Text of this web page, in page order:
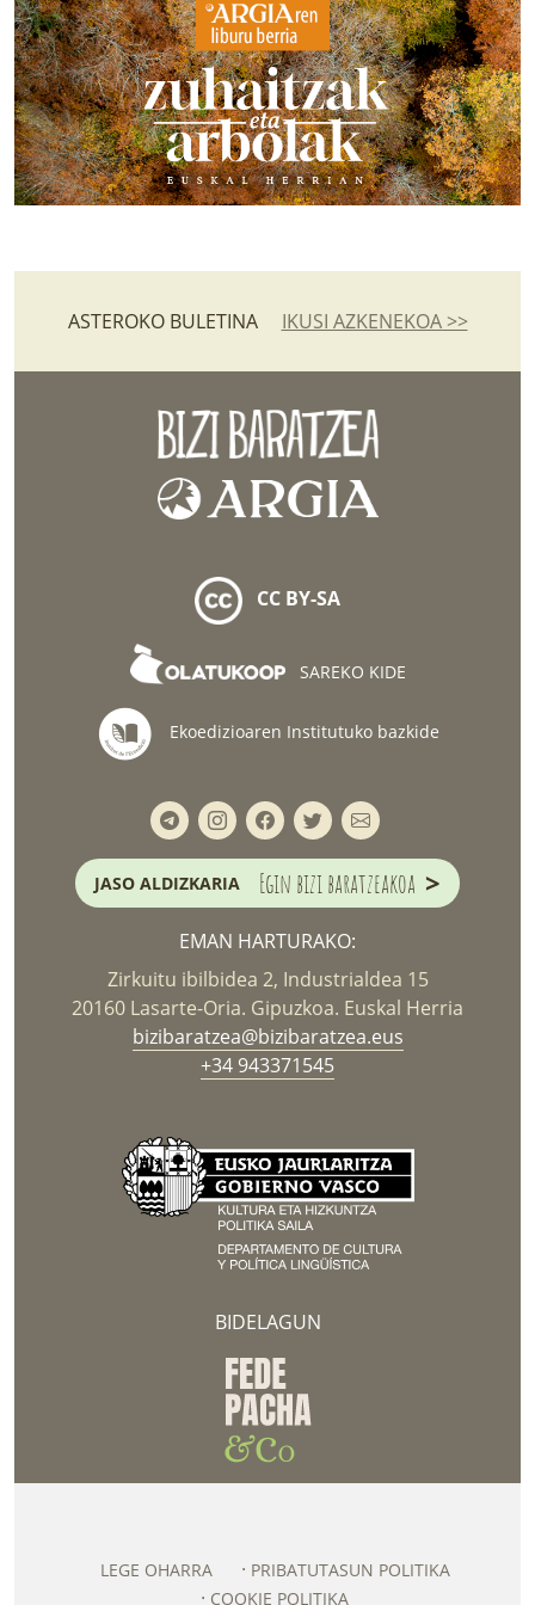
ASTEROKO BULETINA IKUSI AZKENEKOA >>
CC BY-SA
SAREKO KIDE
Ekoedizioaren Institutuko bazkide
JASO ALDIZKARIA Egin bizi baratzeakoa >
EMAN HARTURAKO:
Zirkuitu ibilbidea 2, Industrialdea 15
20160 Lasarte-Oria. Gipuzkoa. Euskal Herria
bizibaratzea@bizibaratzea.eus
+34 943371545
BIDELAGUN
LEGE OHARRA
PRIBATUTASUN POLITIKA
COOKIE POLITIKA